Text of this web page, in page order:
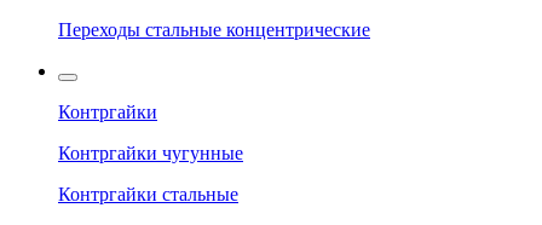
Переходы стальные концентрические
Контргайки
Контргайки чугунные
Контргайки стальные